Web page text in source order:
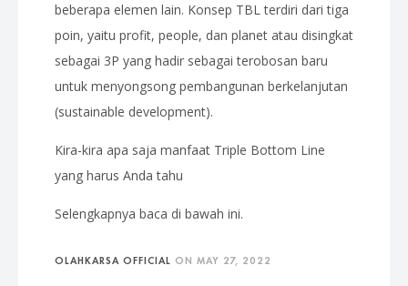
beberapa elemen lain. Konsep TBL terdiri dari tiga
poin, yaitu profit, people, dan planet atau disingkat
sebagai 3P yang hadir sebagai terobosan baru
untuk menyongsong pembangunan berkelanjutan
(sustainable development).
Kira-kira apa saja manfaat Triple Bottom Line
yang harus Anda tahu
Selengkapnya baca di bawah ini.
OLAHKARSA OFFICIAL ON MAY 27, 2022